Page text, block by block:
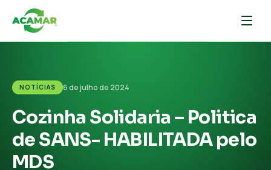
NOTÍCIAS 6 de julho de 2024
Cozinha Solidaria – Politica
de SANS- HABILITADA pelo
MDS